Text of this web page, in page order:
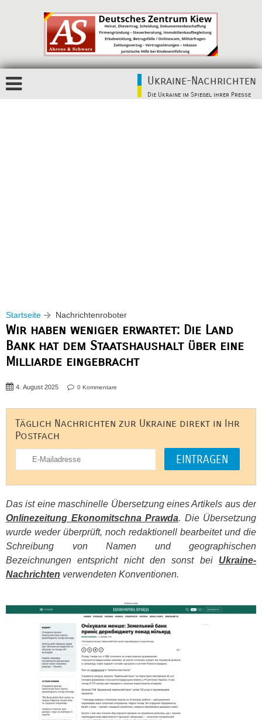
Ukraine-Nachrichten
Die Ukraine im Spiegel ihrer Presse
Startseite Nachrichtenroboter
Wir haben weniger erwartet: Die Land
Bank hat dem Staatshaushalt über eine
Milliarde eingebracht
4. August 2025 0 Kommentare
Täglich Nachrichten zur Ukraine direkt in Ihr
Postfach
Das ist eine maschinelle Übersetzung eines Artikels aus der
Onlinezeitung Ekonomitschna Prawda. Die Übersetzung
wurde weder überprüft, noch redaktionell bearbeitet und die
Schreibung von Namen und geographischen
Bezeichnungen entspricht nicht den sonst bei Ukraine-
Nachrichten verwendeten Konventionen.